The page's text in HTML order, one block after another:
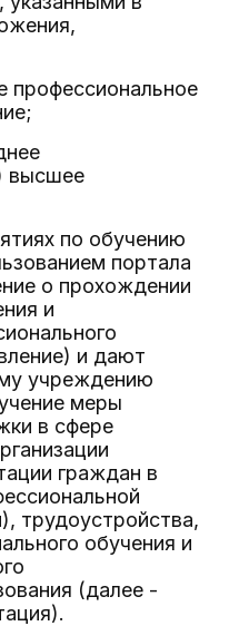
профессиональное
высшее
по обучению
портала
о прохождении
и
и дают
учреждению
меры
в сфере
граждан в
трудоустройства,
обучения и
(далее -